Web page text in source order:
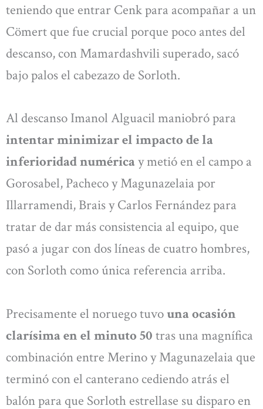
teniendo que entrar Cenk para acompañar a un
Cömert que fue crucial porque poco antes del
descanso, con Mamardashvili superado, sacó
bajo palos el cabezazo de Sorloth.
Al descanso Imanol Alguacil maniobró para
intentar minimizar el impacto de la
inferioridad numéricay metió en el campo a
Gorosabel, Pacheco y Magunazelaia por
Illarramendi, Brais y Carlos Fernández para
tratar de dar más consistencia al equipo, que
pasó a jugar con dos líneas de cuatro hombres,
con Sorloth como única referencia arriba.
Precisamente el noruego tuvouna ocasión
clarísima en el minuto 50 tras una magnífica
combinación entre Merino y Magunazelaia que
terminó con el canterano cediendo atrás el
balón para que Sorloth estrellase su disparo en